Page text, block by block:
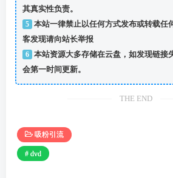
其真实性负责。
5
本站一律禁止以任何方式发布或转载任
客发现请向站长举报
6
本站资源大多存储在云盘，如发现链接
会第一时间更新。
THE END
吸粉引流
# dvd